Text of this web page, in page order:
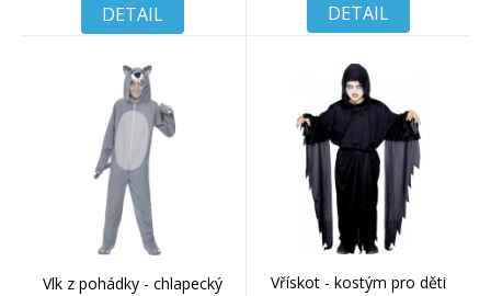
DETAIL DETAIL
Vlk z pohádky - chlapecký
Vřískot - kostým pro děti